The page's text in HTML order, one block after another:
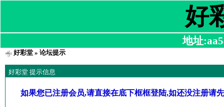
好
地址
好彩堂» 论坛提示
好彩堂 提示信息
如果您已注册会员,请直接在底下框框登陆,如还没注册请